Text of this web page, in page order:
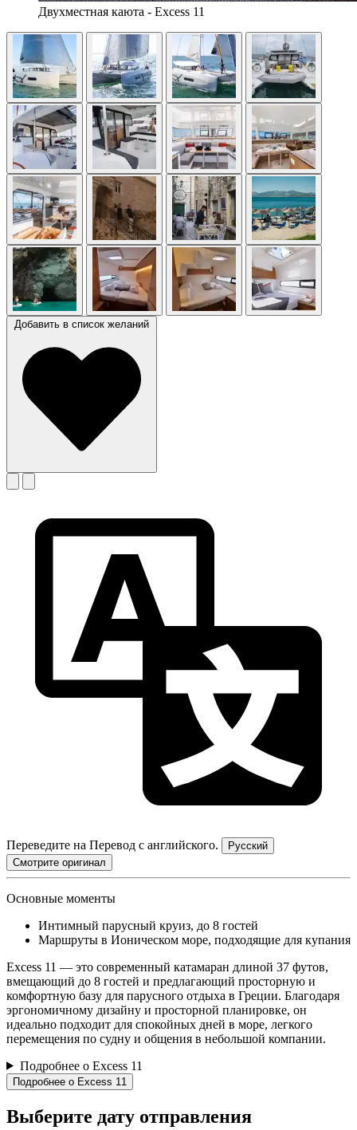
Двухместная каюта - Excess 11
Добавить в список желаний
Переведите на Перевод с английского.
Русский
Смотрите оригинал
Основные моменты
Интимный парусный круиз, до 8 гостей
Маршруты в Ионическом море, подходящие для купания
Excess 11 — это современный катамаран длиной 37 футов,
вмещающий до 8 гостей и предлагающий просторную и
комфортную базу для парусного отдыха в Греции. Благодаря
эргономичному дизайну и просторной планировке, он
идеально подходит для спокойных дней в море, легкого
перемещения по судну и общения в небольшой компании.
Подробнее о Excess 11
Подробнее о Excess 11
Выберите дату отправления